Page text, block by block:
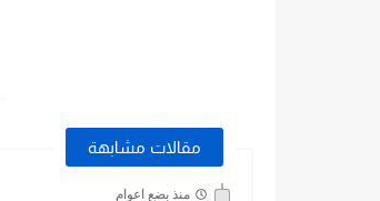
مقالات مشابهة
منذ بضع اعوام